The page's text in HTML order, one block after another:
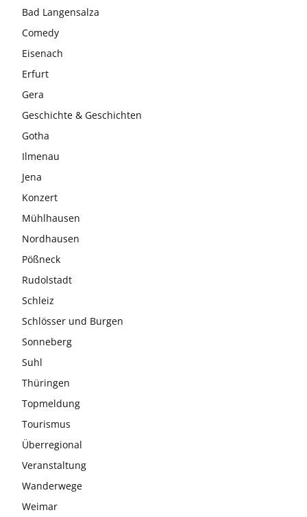
Bad Langensalza
Comedy
Eisenach
Erfurt
Gera
Geschichte & Geschichten
Gotha
Ilmenau
Jena
Konzert
Mühlhausen
Nordhausen
Pößneck
Rudolstadt
Schleiz
Schlösser und Burgen
Sonneberg
Suhl
Thüringen
Topmeldung
Tourismus
Überregional
Veranstaltung
Wanderwege
Weimar